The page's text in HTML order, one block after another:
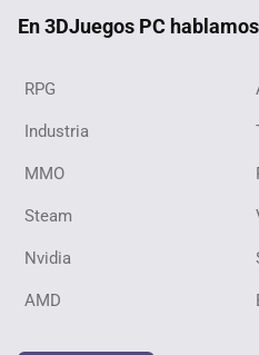
En 3DJuegos PC
RPG
Industria
MMO
Steam
Nvidia
AMD